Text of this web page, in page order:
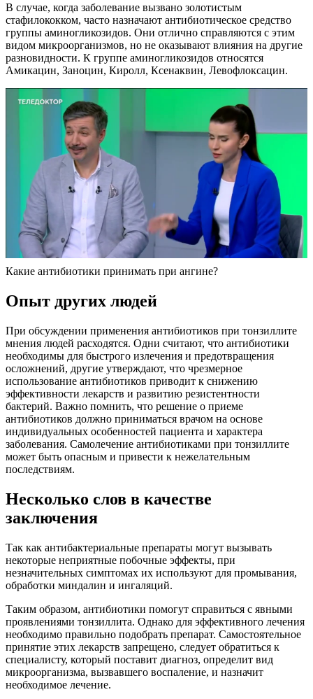
В случае, когда заболевание вызвано золотистым
стафилококком, часто назначают антибиотическое средство
группы аминогликозидов. Они отлично справляются с этим
видом микроорганизмов, но не оказывают влияния на другие
разновидности. К группе аминогликозидов относятся
Амикацин, Заноцин, Киролл, Ксенаквин, Левофлоксацин.
Какие антибиотики принимать при ангине?
Опыт других людей
При обсуждении применения антибиотиков при тонзиллите
мнения людей расходятся. Одни считают, что антибиотики
необходимы для быстрого излечения и предотвращения
осложнений, другие утверждают, что чрезмерное
использование антибиотиков приводит к снижению
эффективности лекарств и развитию резистентности
бактерий. Важно помнить, что решение о приеме
антибиотиков должно приниматься врачом на основе
индивидуальных особенностей пациента и характера
заболевания. Самолечение антибиотиками при тонзиллите
может быть опасным и привести к нежелательным
последствиям.
Несколько слов в качестве
заключения
Так как антибактериальные препараты могут вызывать
некоторые неприятные побочные эффекты, при
незначительных симптомах их используют для промывания,
обработки миндалин и ингаляций.
Таким образом, антибиотики помогут справиться с явными
проявлениями тонзиллита. Однако для эффективного лечения
необходимо правильно подобрать препарат. Самостоятельное
принятие этих лекарств запрещено, следует обратиться к
специалисту, который поставит диагноз, определит вид
микроорганизма, вызвавшего воспаление, и назначит
необходимое лечение.